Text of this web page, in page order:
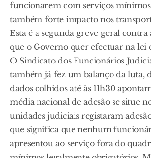
funcionarem com serviços
também forte impacto nos
Esta é a segunda greve geral contra
que o Governo quer efectuar na lei
O Sindicato dos Funcionários
também já fez um balanço da luta,
dados colhidos até às 11h30
média nacional de adesão se situe
unidades judiciais registaram
que significa que nenhum
apresentou ao serviço fora do